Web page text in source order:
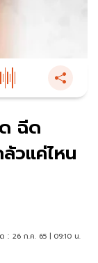
ฉีด
วแค่ไหน
: 26 ก.ค. 65 | 09:10 น.